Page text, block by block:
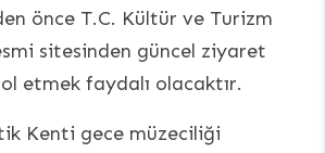
önce T.C. Kültür ve Turizm
sitesinden güncel ziyaret
etmek faydalı olacaktır.
Kenti gece müzeciliği